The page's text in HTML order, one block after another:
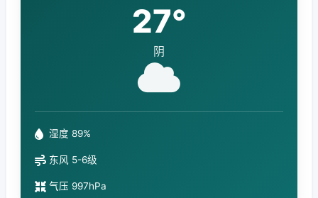
27°
阴
湿度 89%
东风 5-6级
气压 997hPa